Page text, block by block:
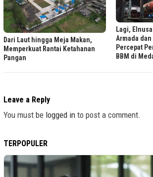
Dari Laut hingga Meja Makan,
Memperkuat Rantai Ketahanan
Pangan
Lagi,
Armada
Percepat
BBM di
Leave a Reply
You must be logged in to post a comment.
TERPOPULER